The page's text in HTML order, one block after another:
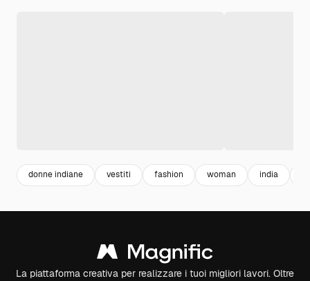
donne indiane vestiti fashion woman india
La piattaforma creativa per realizzare i tuoi migliori lavori. Oltre